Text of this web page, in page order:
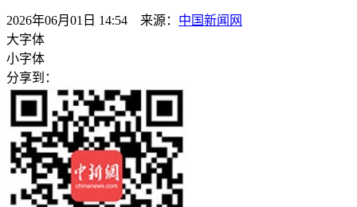
2026年06月01日 14:54 来源： 中国新闻网
大字体
小字体
分享到：